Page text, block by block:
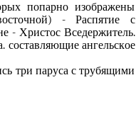
попарно изображены
- Распятие с
- Христос Вседержитель.
составляющие ангельское
три паруса с трубящими